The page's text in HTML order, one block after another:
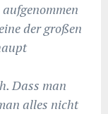
der großen
Dass man
alles nicht